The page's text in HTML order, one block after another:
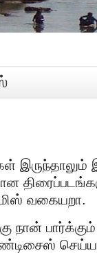
வகையறா.
நான்